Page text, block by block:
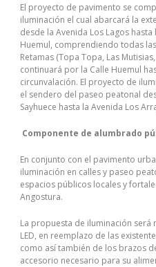
El proyecto de pavimento se
iluminación el cual abarcará la
desde la Avenida Los Lagos
Huemul, comprendiendo todas
Retamas (Topa Topa, Las
continuará por la Calle Huemul
circunvalación. El proyecto de
el sendero del paseo peatonal
Sayhuece hasta la Avenida Los
Componente de alumbrado
En conjunto con el pavimento
iluminación en calles y paseo
espacios públicos locales y
Angostura.
La propuesta de iluminación
LED, en reemplazo de las
como así también de los brazos
accesorio necesario para su